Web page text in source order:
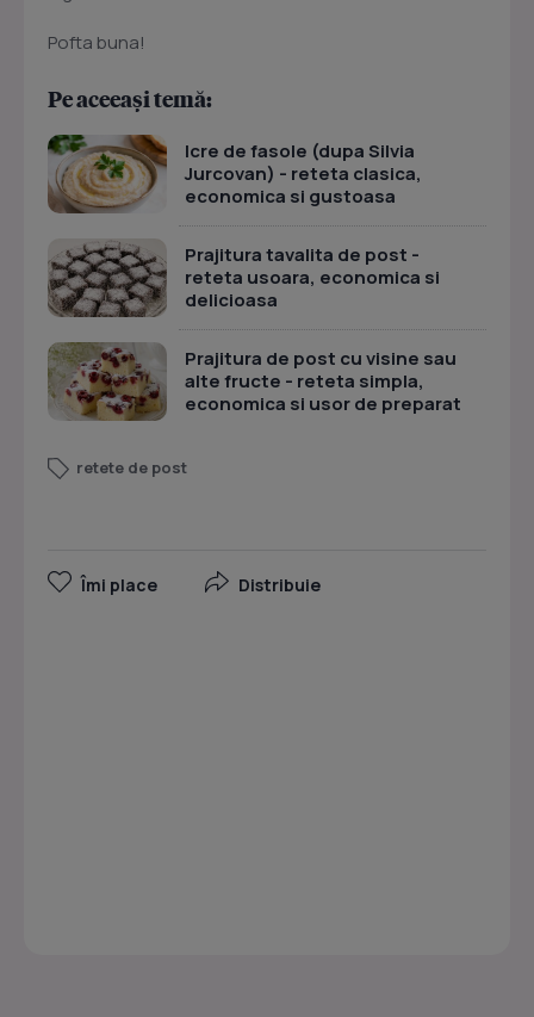
Pofta buna!
Pe aceeași temă:
Icre de fasole (dupa Silvia
Jurcovan) - reteta clasica,
economica si gustoasa
Prajitura tavalita de post -
reteta usoara, economica si
delicioasa
Prajitura de post cu visine sau
alte fructe - reteta simpla,
economica si usor de preparat
retete de post
Îmi place Distribuie